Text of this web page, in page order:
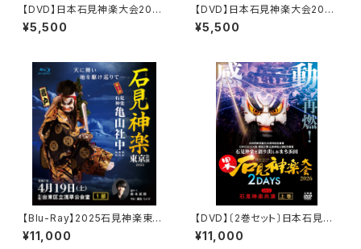
【DVD】日本石見神楽大会2026
2DAYS【DAY-1】万博凱旋公
演〔上巻〕
¥5,500
【DVD】日本石見神楽大会2026
2DAYS【DAY-1】万博凱旋公
演〔下巻〕
¥5,500
【Blu-Ray】2025石見神楽東京
公演 石見神楽亀山社中〈1部・
2部 2巻セット〉
¥11,000
【DVD】〔2巻セット〕日本石見神
楽大会2026 2DAYS【DAY-
2】石見神楽共演
¥11,000